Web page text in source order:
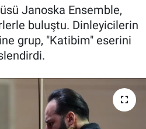
Janoska Ensemble,
buluştu. Dinleyicilerin
grup, "Katibim" eserini